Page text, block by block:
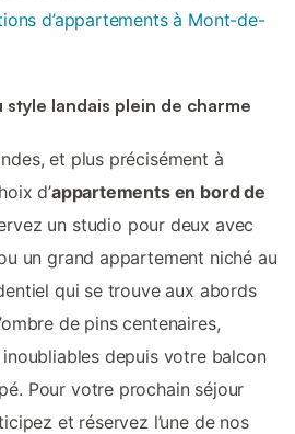
d’appartements à Mont-de-
style landais plein de charme
et plus précisément à
d’appartements en bord de
un studio pour deux avec
un grand appartement niché au
qui se trouve aux abords
de pins centenaires,
depuis votre balcon
Pour votre prochain séjour
et réservez l’une de nos